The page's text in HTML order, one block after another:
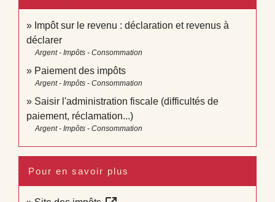
Impôt sur le revenu : déclaration et revenus à
déclarer
Argent - Impôts - Consommation
Paiement des impôts
Argent - Impôts - Consommation
Saisir l'administration fiscale (difficultés de
paiement, réclamation...)
Argent - Impôts - Consommation
Pour en savoir plus